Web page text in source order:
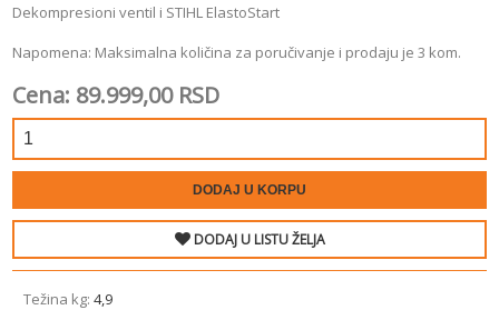
Dekompresioni ventil i STIHL ElastoStart
Napomena: Maksimalna količina za poručivanje i prodaju je 3 kom.
Cena: 89.999,00 RSD
DODAJ U KORPU
DODAJ U LISTU ŽELJA
Težina kg:4,9